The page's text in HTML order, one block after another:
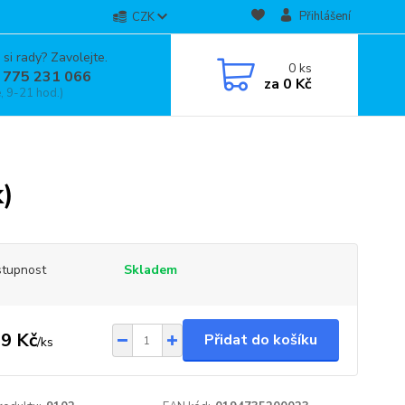
CZK Přihlášení
rady? Zavolejte.
231 066
9-21 hod.)
0ks
za 0 Kč
Skladem
Kč/ks Přidat do košíku